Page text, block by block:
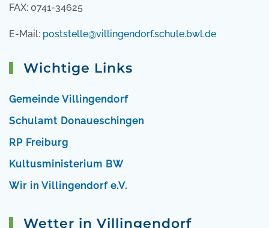
FAX: 0741-34625
E-Mail: poststelle@villingendorf.schule.bwl.de
Wichtige Links
Gemeinde Villingendorf
Schulamt Donaueschingen
RP Freiburg
Kultusministerium BW
Wir in Villingendorf e.V.
Wetter in Villingendorf